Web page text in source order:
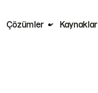
Çözümler Kaynaklar